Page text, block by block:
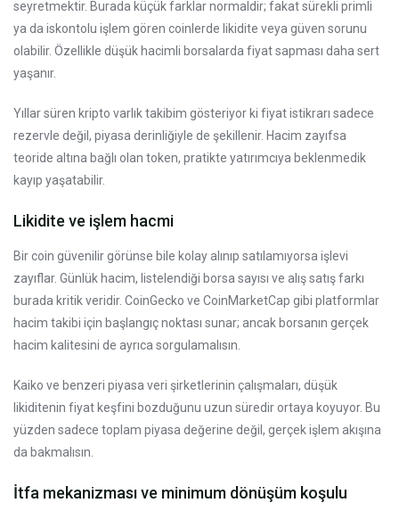
seyretmektir. Burada küçük farklar normaldir; fakat sürekli primli
ya da iskontolu işlem gören coinlerde likidite veya güven sorunu
olabilir. Özellikle düşük hacimli borsalarda fiyat sapması daha sert
yaşanır.
Yıllar süren kripto varlık takibim gösteriyor ki fiyat istikrarı sadece
rezervle değil, piyasa derinliğiyle de şekillenir. Hacim zayıfsa
teoride altına bağlı olan token, pratikte yatırımcıya beklenmedik
kayıp yaşatabilir.
Likidite ve işlem hacmi
Bir coin güvenilir görünse bile kolay alınıp satılamıyorsa işlevi
zayıflar. Günlük hacim, listelendiği borsa sayısı ve alış satış farkı
burada kritik veridir. CoinGecko ve CoinMarketCap gibi platformlar
hacim takibi için başlangıç noktası sunar; ancak borsanın gerçek
hacim kalitesini de ayrıca sorgulamalısın.
Kaiko ve benzeri piyasa veri şirketlerinin çalışmaları, düşük
likiditenin fiyat keşfini bozduğunu uzun süredir ortaya koyuyor. Bu
yüzden sadece toplam piyasa değerine değil, gerçek işlem akışına
da bakmalısın.
İtfa mekanizması ve minimum dönüşüm koşulu